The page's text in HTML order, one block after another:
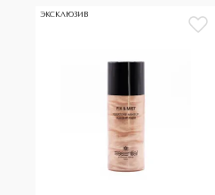
ЭКСКЛЮЗИВ